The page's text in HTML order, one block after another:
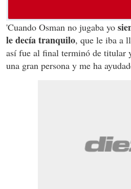
'Cuando Osman no jugaba yo
le decía tranquilo, que le iba a
así fue al final terminó de titular
una gran persona y me ha